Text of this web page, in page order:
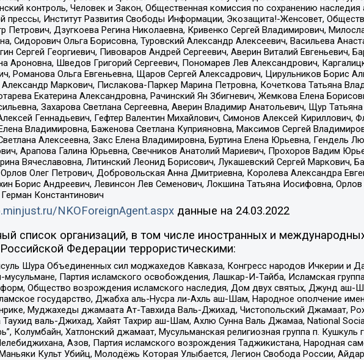
контроль, Человек и Закон, Общественная комиссия по сохранению
прессы, Институт Развития Свободы Информации, Экозащита!-Женсовет,
Петрович, Дзугкоева Регина Николаевна, Кривенко Сергей Владимирович,
Сидорович Ольга Борисовна, Туровский Александр Алексеевич, Васильева
Сергей Георгиевич, Пивоваров Андрей Сергеевич, Аверин Виталий Евгеньевич,
Ароновна, Шведов Григорий Сергеевич, Пономарев Лев Александрович,
Романова Ольга Евгеньевна, Щаров Сергей Алексадрович, Цирульников Борис
Маркович, Пислакова-Паркер Марина Петровна, Кочеткова Татьяна
Екатерина Александровна, Рачинский Ян Збигневич, Жемкова Елена
Захарова Светлана Сергеевна, Аверин Владимир Анатольевич, Щур
Геннадьевич, Гефтер Валентин Михайлович, Симонов Алексей Кириллович,
Владимировна, Баженова Светлана Куприяновна, Максимов Сергей
Алексеевна, Закс Елена Владимировна, Буртина Елена Юрьевна, Гендель
Арапова Галина Юрьевна, Свечников Анатолий Мариевич, Прохоров Вадим
Вячеславовна, Литинский Леонид Борисович, Лукашевский Сергей Маркович,
Олег Петрович, Добровольская Анна Дмитриевна, Королева Александра
Борис Андреевич, Левинсон Лев Семенович, Локшина Татьяна Иосифовна,
Константинович
NKOForeignAgent.aspxданные на 24.03.2022
список организаций, в том числе иностранных и
Федерации террористическими:
Шура Объединенных сил моджахедов Кавказа, Конгресс народов Ичкерии и
мусульмане, Партия исламского освобождения, Лашкар-И-Тайба, Исламская
Общество возрождения исламского наследия, Дом двух святых, Джунд аш-
государство, Джабха аль-Нусра ли-Ахль аш-Шам, Народное ополчение
Муджахеды джамаата Ат-Тавхида Валь-Джихад, Чистопольский Джамаат,
валь-Джихад, Хайят Тахрир аш-Шам, Ахлю Сунна Валь Джамаа, National
Колумбайн, Хатлонский джамаат, Мусульманская религиозная группа п.
Азов, Партия исламского возрождения Таджикистана, Народная
Культ Убийц, Молодёжь Которая Улыбается, Легион Свобода России,